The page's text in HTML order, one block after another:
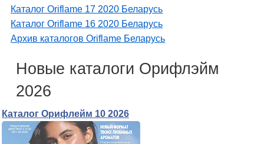
Каталог Oriflame 17 2020 Беларусь
Каталог Oriflame 16 2020 Беларусь
Архив каталогов Oriflame Беларусь
Новые каталоги Орифлэйм
2026
Каталог Орифлейм 10 2026